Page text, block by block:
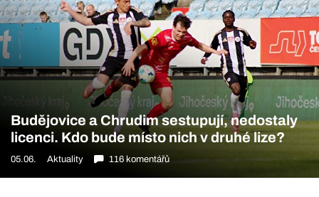
Budějovice a Chrudim sestupují, nedostaly
licenci. Kdo bude místo nich v druhé lize?
05.06. Aktuality 116 komentářů